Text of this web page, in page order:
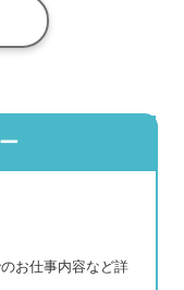
お仕事内容など詳